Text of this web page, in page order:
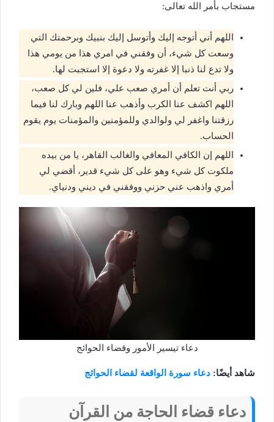
مستجاب بأمر الله تعالى:
اللهم أني أتوجه إليك وأتوسل إليك بنبيك وبرحمتك التي
وسعت كل شيء، أن وفقني في امري هذا من يومي هذا
ولا تدع لنا ذنبا إلا غفرته ولا دعوة إلا استجبت لها.
ربي أنت تعلم أن أمري صعب علي، فلين لي كل صعب،
اللهم اكشف عنا الكرب وأذهب عنا اللهم وبارك لنا فيما
رزقتنا واغفر لي ولوالدي وللمؤمنين والمؤمنات يوم يقوم
الحساب.
اللهم إن الكافي المعافي والغالب القاهر، يا من بيده
ملكوت كل شيء وهو على كل شيء قدير، أقضي لي
أمري واذهب عني حزني ووفقني في ديني ودنياي.
دعاء تيسير الأمور وقضاء الحوائج
شاهد أيضًا: دعاء سورة الواقعة لقضاء الحوائج
دعاء قضاء الحاجة من القرآن